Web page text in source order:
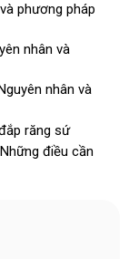
phương pháp
nhân và
nhân và
răng sứ
điều cần